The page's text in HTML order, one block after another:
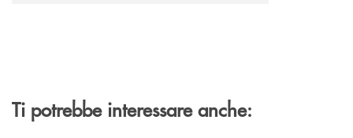
Ti potrebbe interessare anche: